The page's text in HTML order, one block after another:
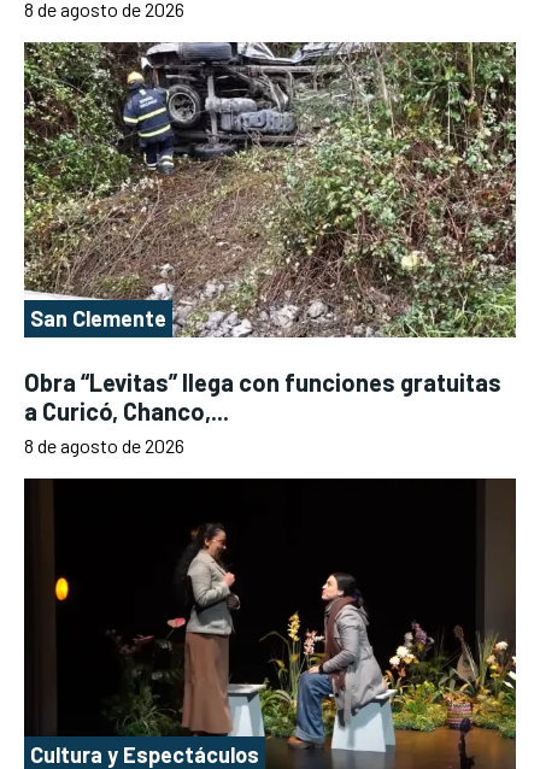
8 de agosto de 2026
San Clemente
Obra “Levitas” llega con funciones gratuitas
a Curicó, Chanco,...
8 de agosto de 2026
Cultura y Espectáculos